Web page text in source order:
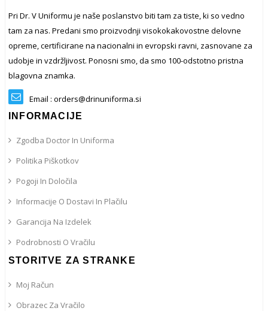
Pri Dr. V Uniformu je naše poslanstvo biti tam za tiste, ki so vedno
tam za nas. Predani smo proizvodnji visokokakovostne delovne
opreme, certificirane na nacionalni in evropski ravni, zasnovane za
udobje in vzdržljivost. Ponosni smo, da smo 100-odstotno pristna
blagovna znamka.
Email : orders@drinuniforma.si
INFORMACIJE
Zgodba Doctor In Uniforma
Politika Piškotkov
Pogoji In Določila
Informacije O Dostavi In ​​plačilu
Garancija Na Izdelek
Podrobnosti O Vračilu
STORITVE ZA STRANKE
Moj Račun
Obrazec Za Vračilo